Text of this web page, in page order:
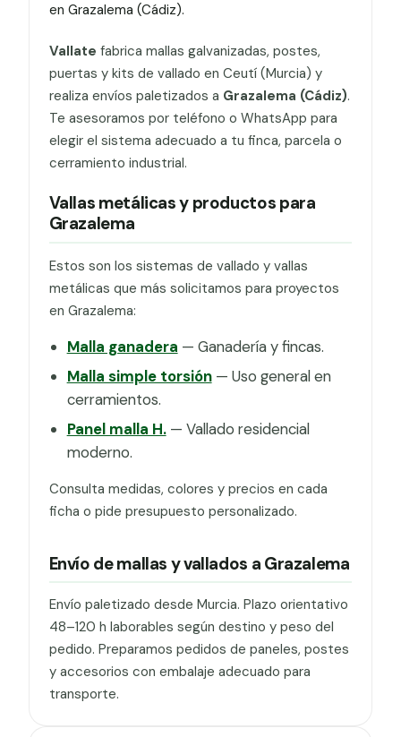
en Grazalema (Cádiz).
Vallate fabrica mallas galvanizadas, postes,
puertas y kits de vallado en Ceutí (Murcia) y
realiza envíos paletizados a Grazalema (Cádiz).
Te asesoramos por teléfono o WhatsApp para
elegir el sistema adecuado a tu finca, parcela o
cerramiento industrial.
Vallas metálicas y productos para
Grazalema
Estos son los sistemas de vallado y vallas
metálicas que más solicitamos para proyectos
en Grazalema:
Malla ganadera — Ganadería y fincas.
Malla simple torsión— Uso general en
cerramientos.
Panel malla H.— Vallado residencial
moderno.
Consulta medidas, colores y precios en cada
ficha o pide presupuesto personalizado.
Envío de mallas y vallados a Grazalema
Envío paletizado desde Murcia. Plazo orientativo
48–120 h laborables según destino y peso del
pedido. Preparamos pedidos de paneles, postes
y accesorios con embalaje adecuado para
transporte.